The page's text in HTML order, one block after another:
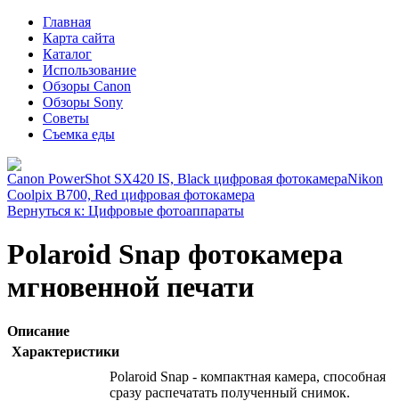
Главная
Карта сайта
Каталог
Использование
Обзоры Canon
Обзоры Sony
Советы
Съемка еды
Canon PowerShot SX420 IS, Black цифровая фотокамераNikon
Coolpix B700, Red цифровая фотокамера
Вернуться к: Цифровые фотоаппараты
Polaroid Snap фотокамера
мгновенной печати
Описание
Характеристики
Polaroid Snap - компактная камера, способная
сразу распечатать полученный снимок.